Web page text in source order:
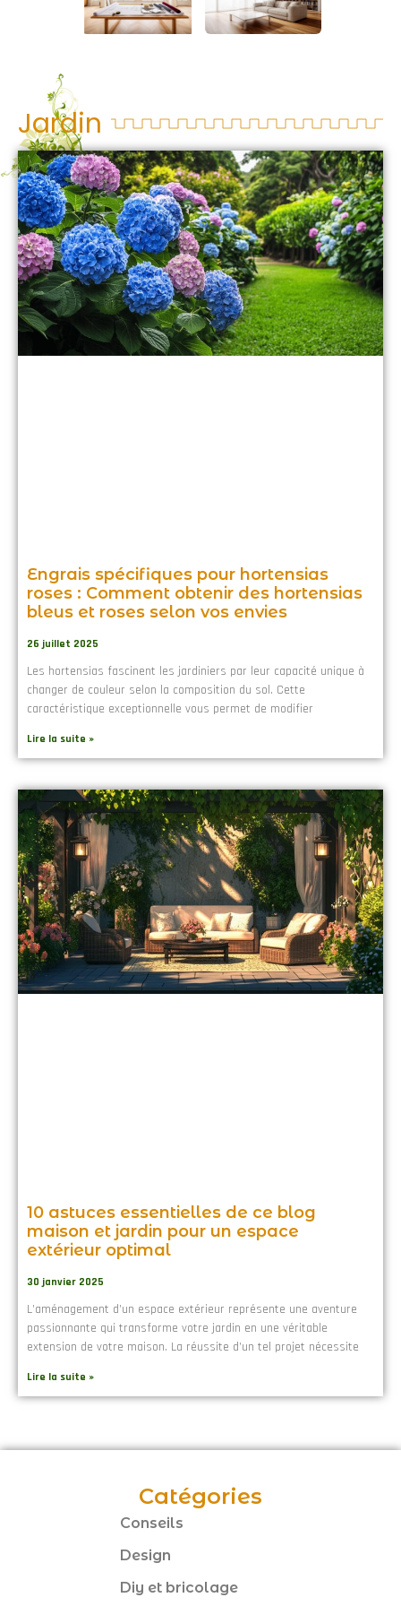
Jardin
Engrais spécifiques pour hortensias
roses : Comment obtenir des hortensias
bleus et roses selon vos envies
26 juillet 2025
Les hortensias fascinent les jardiniers par leur capacité unique à
changer de couleur selon la composition du sol. Cette
caractéristique exceptionnelle vous permet de modifier
Lire la suite »
10 astuces essentielles de ce blog
maison et jardin pour un espace
extérieur optimal
30 janvier 2025
L’aménagement d’un espace extérieur représente une aventure
passionnante qui transforme votre jardin en une véritable
extension de votre maison. La réussite d’un tel projet nécessite
Lire la suite »
Catégories
Conseils
Design
Diy et bricolage